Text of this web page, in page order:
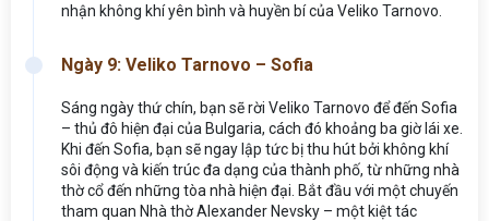
nhận không khí yên bình và huyền bí của Veliko Tarnovo.
Ngày 9: Veliko Tarnovo – Sofia
Sáng ngày thứ chín, bạn sẽ rời Veliko Tarnovo để đến Sofia
– thủ đô hiện đại của Bulgaria, cách đó khoảng ba giờ lái xe.
Khi đến Sofia, bạn sẽ ngay lập tức bị thu hút bởi không khí
sôi động và kiến trúc đa dạng của thành phố, từ những nhà
thờ cổ đến những tòa nhà hiện đại. Bắt đầu với một chuyến
tham quan Nhà thờ Alexander Nevsky – một kiệt tác